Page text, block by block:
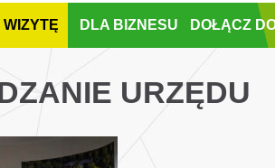
WIZYTĘ DLA BIZNESU DOŁĄCZ
URZĘDU